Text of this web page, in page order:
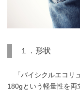
１．形状
「バイシクルエコリ
180gという軽量性を両